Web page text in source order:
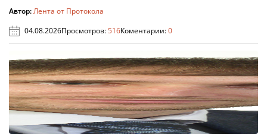
Автор:Лента от Протокола
04.08.2026Просмотров:516Коментарии:0